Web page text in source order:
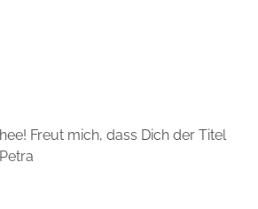
Freut mich, dass Dich der Titel